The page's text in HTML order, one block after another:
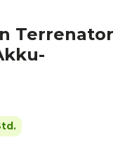
Terrenator